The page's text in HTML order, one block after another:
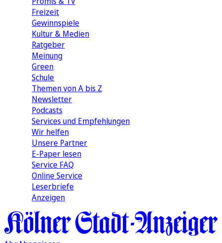
Freizeit
Gewinnspiele
Kultur & Medien
Ratgeber
Meinung
Green
Schule
Themen von A bis Z
Newsletter
Podcasts
Services und Empfehlungen
Wir helfen
Unsere Partner
E-Paper lesen
Service FAQ
Online Service
Leserbriefe
Anzeigen